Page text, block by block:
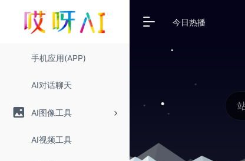
手机应用(APP)
AI对话聊天
AI图像工具
AI视频工具
今日热播